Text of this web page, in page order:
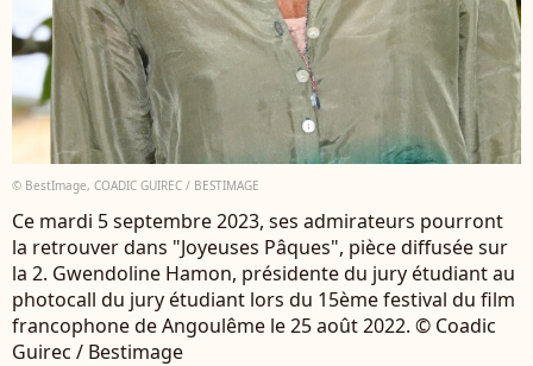
© BestImage, COADIC GUIREC / BESTIMAGE
Ce mardi 5 septembre 2023, ses admirateurs pourront
la retrouver dans "Joyeuses Pâques", pièce diffusée sur
la 2. Gwendoline Hamon, présidente du jury étudiant au
photocall du jury étudiant lors du 15ème festival du film
francophone de Angoulême le 25 août 2022. © Coadic
Guirec / Bestimage